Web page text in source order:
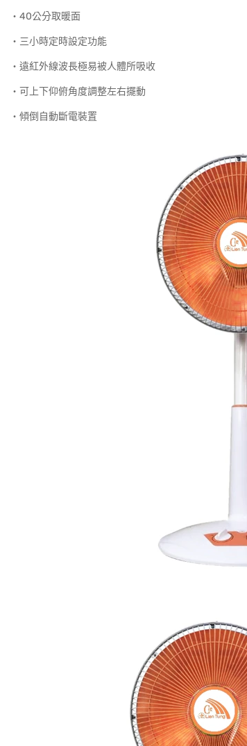
‧40公分取暖面
‧三小時定時設定功能
‧遠紅外線波長極易被人體所吸收
‧可上下仰俯角度調整左右擺動
‧傾倒自動斷電裝置